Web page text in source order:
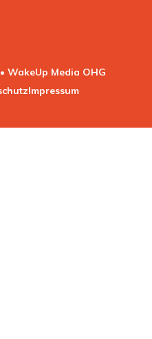
WakeUp Media OHG
Impressum